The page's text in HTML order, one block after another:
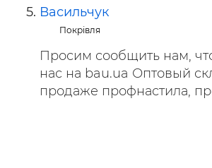
Васильчук
Покрівля
Просим сообщить нам,
нас на bau.ua Оптовый
продаже профнастила,